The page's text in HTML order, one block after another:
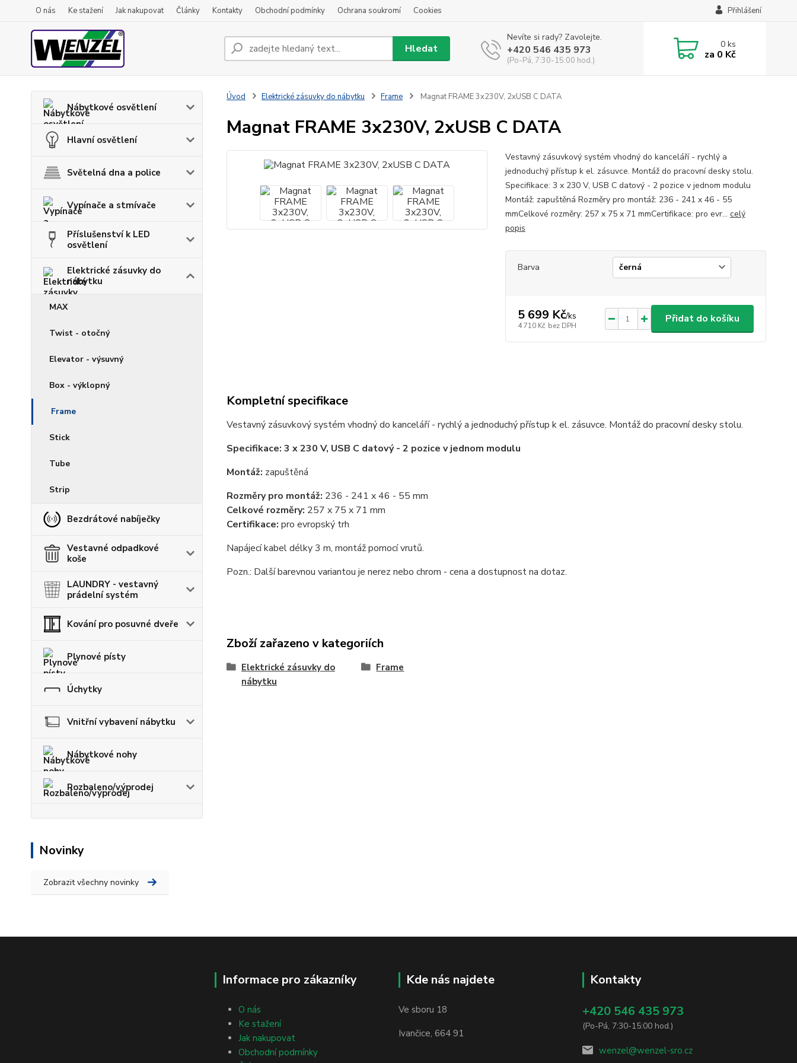
O nás Ke stažení Jak nakupovat Články Kontakty Obchodní podmínky Ochrana soukromí Cookies Přihlášení
Hledat
Nevíte si rady? Zavolejte.
+420 546 435 973
(Po-Pá, 7:30-15:00 hod.)
0ks
za 0 Kč
Nábytkové osvětlení
Hlavní osvětlení
Světelná dna a police
Vypínače a stmívače
Příslušenství k LED
osvětlení
Elektrické zásuvky do
nábytku
MAX
Twist - otočný
Elevator - výsuvný
Box - výklopný
Frame
Stick
Tube
Strip
Bezdrátové nabíječky
Vestavné odpadkové
koše
LAUNDRY - vestavný
prádelní systém
Kování pro posuvné dveře
Plynové písty
Úchytky
Vnitřní vybavení nábytku
Nábytkové nohy
Rozbaleno/výprodej
Novinky
Zobrazit všechny novinky
Úvod Elektrické zásuvky do nábytku Frame Magnat FRAME 3x230V, 2xUSB C DATA
Magnat FRAME 3x230V, 2xUSB C DATA
Vestavný zásuvkový systém vhodný do kanceláří - rychlý a
jednoduchý přístup k el. zásuvce. Montáž do pracovní desky stolu.
Specifikace: 3 x 230 V, USB C datový - 2 pozice v jednom modulu
Montáž: zapuštěná Rozměry pro montáž: 236 - 241 x 46 - 55
mmCelkové rozměry: 257 x 75 x 71 mmCertifikace: pro evr... celý
popis
Barva
5 699 Kč/ks
4 710 Kč bez DPH
Přidat do košíku
Kompletní specifikace
Vestavný zásuvkový systém vhodný do kanceláří - rychlý a jednoduchý přístup k el. zásuvce. Montáž do pracovní desky stolu.
Specifikace: 3 x 230 V, USB C datový - 2 pozice v jednom modulu
Montáž: zapuštěná
Rozměry pro montáž: 236 - 241 x 46 - 55 mm
Celkové rozměry: 257 x 75 x 71 mm
Certifikace: pro evropský trh
Napájecí kabel délky 3 m, montáž pomocí vrutů.
Pozn.: Další barevnou variantou je nerez nebo chrom - cena a dostupnost na dotaz.
Zboží zařazeno v kategoriích
Elektrické zásuvky do
nábytku
Frame
Informace pro zákazníky
O nás
Ke stažení
Jak nakupovat
Obchodní podmínky
Kde nás najdete
Ve sboru 18
Ivančice, 664 91
Kontakty
+420 546 435 973
(Po-Pá, 7:30-15:00 hod.)
wenzel@wenzel-sro.cz